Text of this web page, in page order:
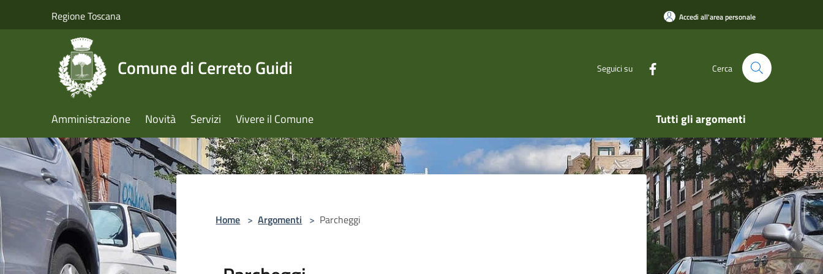
Regione Toscana Accedi all'area personale
Comune di Cerreto Guidi Seguici su Cerca
Amministrazione Novità Servizi Vivere il Comune Tutti gli argomenti
Home > Argomenti > Parcheggi